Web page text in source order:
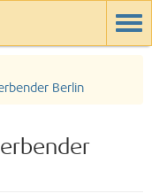
Berlin